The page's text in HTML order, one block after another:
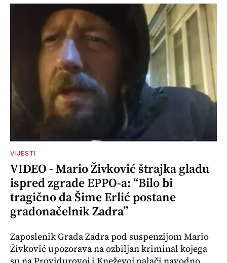
VIJESTI
VIDEO - Mario Živković štrajka glađu
ispred zgrade EPPO-a: “Bilo bi
tragično da Šime Erlić postane
gradonačelnik Zadra”
Zaposlenik Grada Zadra pod suspenzijom Mario
Živković upozorava na ozbiljan kriminal kojega